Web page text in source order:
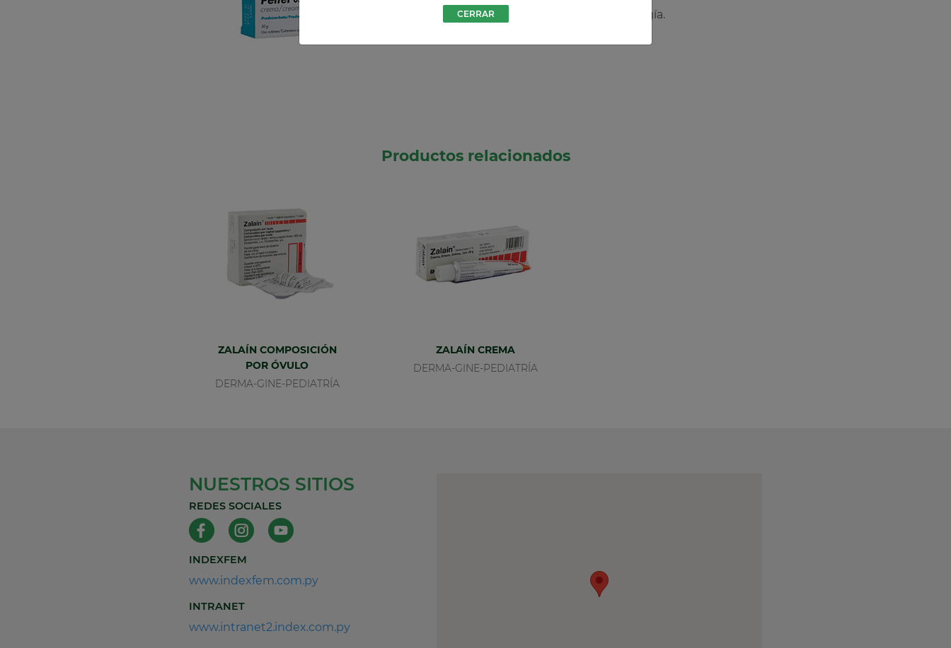
CERRARÁrea terapéutica: Dermatología.
Productos relacionados
ZALAÍN COMPOSICIÓN
POR ÓVULO
DERMA-GINE-PEDIATRÍA
ZALAÍN CREMA
DERMA-GINE-PEDIATRÍA
NUESTROS SITIOS
REDES SOCIALES
INDEXFEM
www.indexfem.com.py
INTRANET
www.intranet2.index.com.py